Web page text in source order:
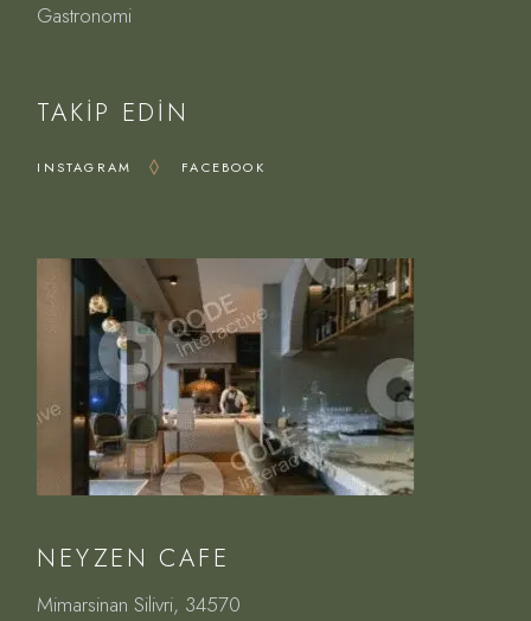
Gastronomi
TAKIP EDIN
INSTAGRAM FACEBOOK
NEYZEN CAFE
Mimarsinan Silivri, 34570